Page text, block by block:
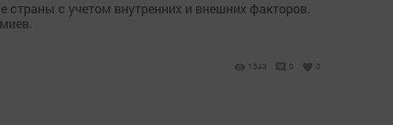
с учетом внутренних и внешних факторов.
1543 0 0